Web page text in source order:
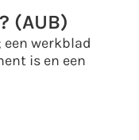
(AUB)
werkblad
is en een